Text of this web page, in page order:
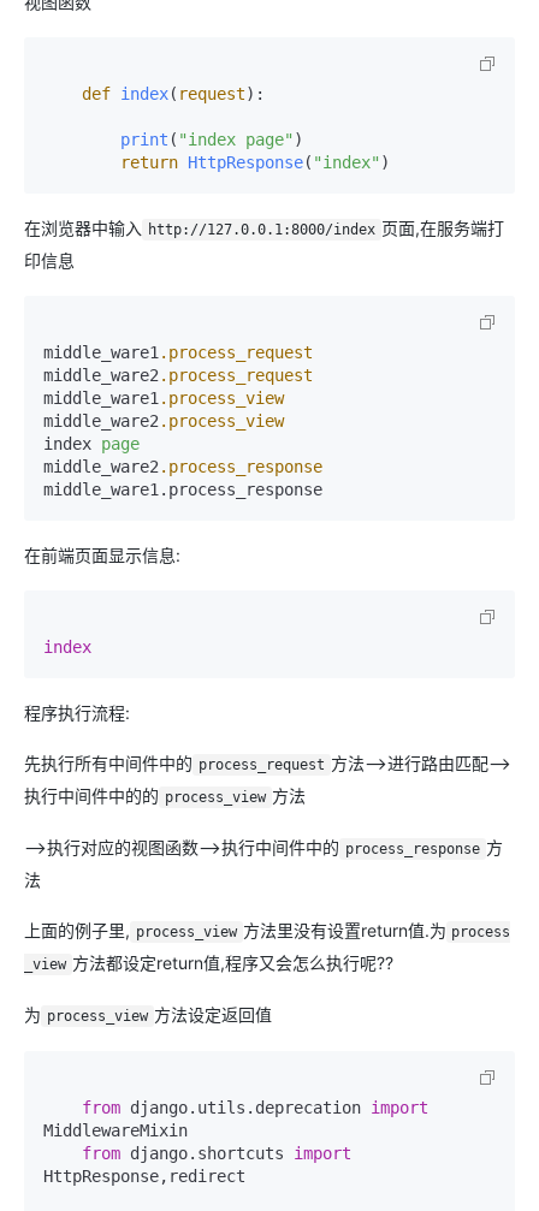
def index( request):
print ( "index page" )
return HttpResponse( "index" )
在浏览器中输入 http://127.0.0.1:8000/index 页面,在服务端打
印信息
middle_ware1 .process_request
middle_ware2 .process_request
middle_ware1 .process_view
middle_ware2 .process_view
index page
middle_ware2 .process_response
middle_ware1.process_response
在前端页面显示信息:
index
程序执行流程:
先执行所有中间件中的 process_request 方法-->进行路由匹配-->
执行中间件中的的 process_view 方法
-->执行对应的视图函数-->执行中间件中的 process_response 方
法
上面的例子里, process_view 方法里没有设置return值.为 process
_view 方法都设定return值,程序又会怎么执行呢??
为 process_view 方法设定返回值
from django.utils.deprecation import
MiddlewareMixin
from django.shortcuts import
HttpResponse,redirect